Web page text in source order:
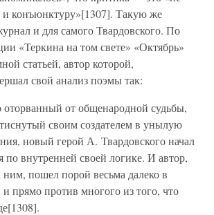
и конъюнктуру»[1307]. Такую же
и для самого Твардовского. По
«Теркина на том свете» «Октябрь»
статьей, автор которой,
свой анализ поэмы так:
от общенародной судьбы,
своим создателем в унылую
новый герой А. Твардовского начал
по внутренней своей логике. И автор,
ним, пошел порой весьма далеко в
прямо против многого из того, что